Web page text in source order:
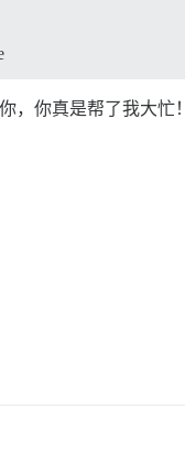
你真是帮了我大忙！